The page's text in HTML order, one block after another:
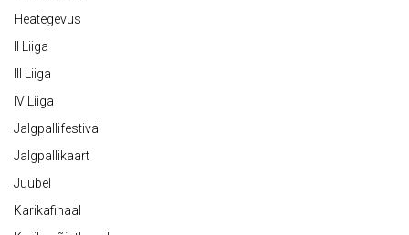
Heategevus
II Liiga
III Liiga
IV Liiga
Jalgpallifestival
Jalgpallikaart
Juubel
Karikafinaal